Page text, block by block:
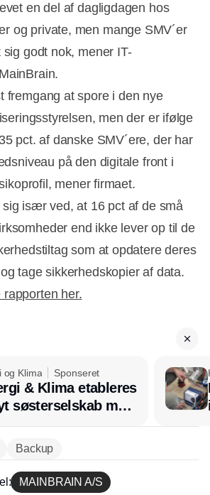
en del af dagligdagen hos
og private, men mange SMV´er
godt nok, mener IT-
fremgang at spore i den nye
men der er ifølge
pct. af danske SMV´ere, der har
på den digitale front i
mener firmaet.
Annonce
især ved, at 16 pct af de små
end ikke lever op til de
som at opdatere deres
tage sikkerhedskopier af data.
her.
og Klima Sponseret
& Klima etableres
søsterselskab med
Ventilation
Backup
MAINBRAIN A/S